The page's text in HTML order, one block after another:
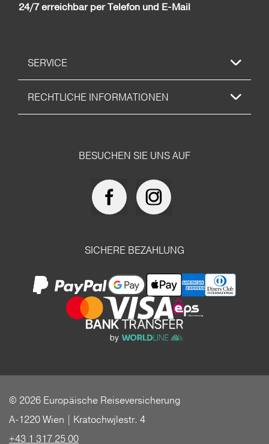
24/7 erreichbar per Telefon und E-Mail
SERVICE
RECHTLICHE INFORMATIONEN
BESUCHEN SIE UNS AUF
SICHERE BEZAHLUNG
© 2026 Europäische Reiseversicherung
A-1220 Wien | Kratochwjlestr. 4
+43 1 317 25 00